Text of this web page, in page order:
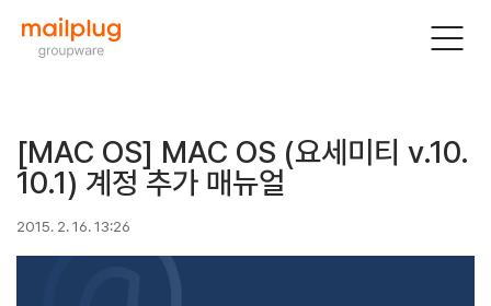
[MAC OS] MAC OS (요세미티 v.10.
10.1) 계정 추가 매뉴얼
2015. 2. 16. 13:26